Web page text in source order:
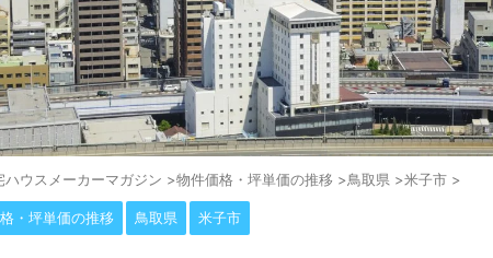
ハウスメーカーマガジン >物件価格・坪単価の推移 >鳥取県 >米子市 >
・坪単価の推移 鳥取県 米子市